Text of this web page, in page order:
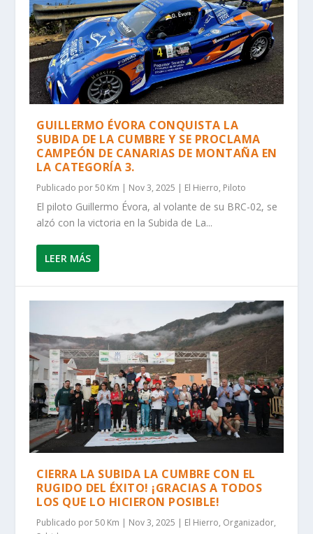
GUILLERMO ÉVORA CONQUISTA LA
SUBIDA DE LA CUMBRE Y SE PROCLAMA
CAMPEÓN DE CANARIAS DE MONTAÑA EN
LA CATEGORÍA 3.
Publicado por50 Km | Nov 3, 2025 | El Hierro, Piloto
El piloto Guillermo Évora, al volante de su BRC-02, se
alzó con la victoria en la Subida de La...
LEER MÁS
CIERRA LA SUBIDA LA CUMBRE CON EL
RUGIDO DEL ÉXITO! ¡GRACIAS A TODOS
LOS QUE LO HICIERON POSIBLE!
Publicado por50 Km | Nov 3, 2025 | El Hierro, Organizador,